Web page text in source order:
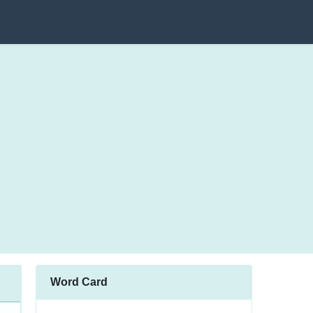
Word Card